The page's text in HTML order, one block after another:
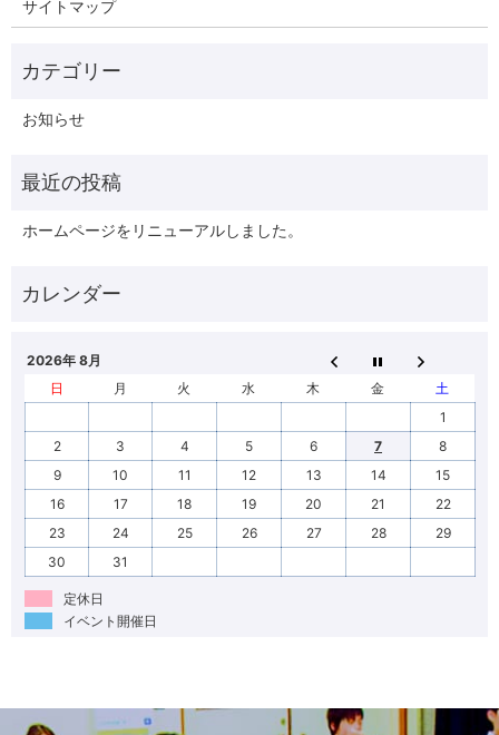
サイトマップ
お知らせ
ホームページをリニューアルしました。
2026年 8月
日
月 火 水 木 金
土
1
2
3 4 5 6 7
8
9
10 11 12 13 14
15
16
17 18 19 20 21
22
23
24 25 26 27 28
29
30
31
定休日
イベント開催日